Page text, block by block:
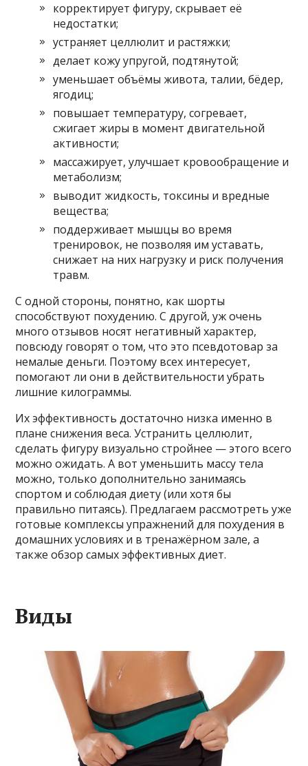
корректирует фигуру, скрывает её
недостатки;
устраняет целлюлит и растяжки;
делает кожу упругой, подтянутой;
уменьшает объёмы живота, талии, бёдер,
ягодиц;
повышает температуру, согревает,
сжигает жиры в момент двигательной
активности;
массажирует, улучшает кровообращение и
метаболизм;
выводит жидкость, токсины и вредные
вещества;
поддерживает мышцы во время
тренировок, не позволяя им уставать,
снижает на них нагрузку и риск получения
травм.
С одной стороны, понятно, как шорты
способствуют похудению. С другой, уж очень
много отзывов носят негативный характер,
повсюду говорят о том, что это псевдотовар за
немалые деньги. Поэтому всех интересует,
помогают ли они в действительности убрать
лишние килограммы.
Их эффективность достаточно низка именно в
плане снижения веса. Устранить целлюлит,
сделать фигуру визуально стройнее — этого всего
можно ожидать. А вот уменьшить массу тела
можно, только дополнительно занимаясь
спортом и соблюдая диету (или хотя бы
правильно питаясь). Предлагаем рассмотреть уже
готовые комплексы упражнений для похудения в
домашних условиях и в тренажёрном зале, а
также обзор самых эффективных диет.
Виды